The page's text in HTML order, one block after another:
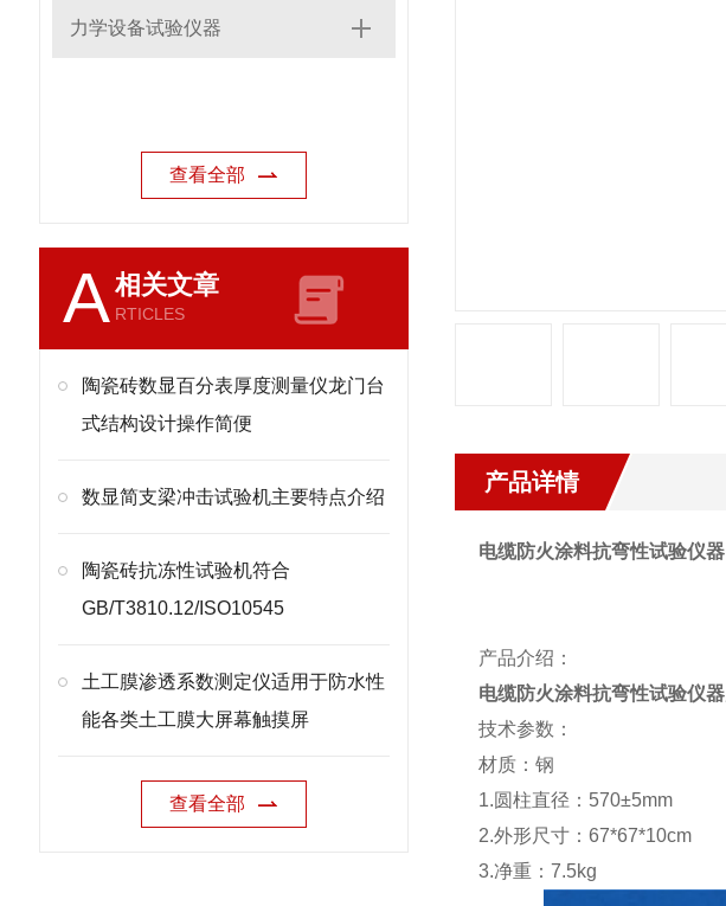
力学设备试验仪器
查看全部
A相关文章
RTICLES
陶瓷砖数显百分表厚度测量仪龙门台
式结构设计操作简便
​数显简支梁冲击试验机主要特点介绍
陶瓷砖抗冻性试验机符合
GB/T3810.12/ISO10545
土工膜渗透系数测定仪适用于防水性
能各类土工膜大屏幕触摸屏
查看全部
产品详情
电缆防火涂料抗弯性试验仪器
产品介绍：
电缆防火涂料抗弯性试验仪器
技术参数：
材质：钢
1.圆柱直径： 570±5mm
2.外形尺寸： 67*67*10cm
3.净重： 7.5kg